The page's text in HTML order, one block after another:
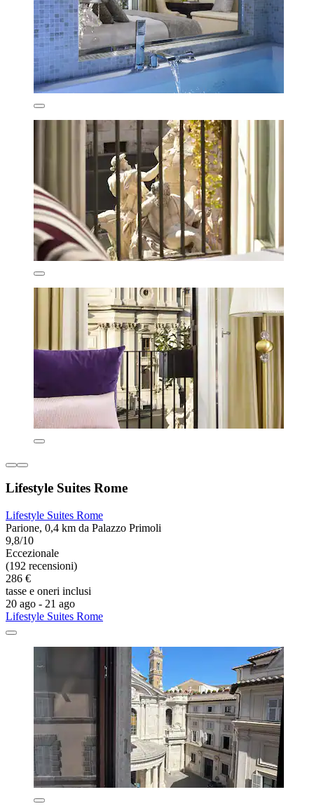
Lifestyle Suites Rome
Lifestyle Suites Rome
Parione, 0,4 km da Palazzo Primoli
9,8/10
Eccezionale
(192 recensioni)
286 €
tasse e oneri inclusi
20 ago - 21 ago
Lifestyle Suites Rome